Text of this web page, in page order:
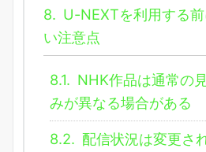
8. U-NEXTを利用する
い注意点
8.1. NHK作品は通常の
みが異なる場合がある
8.2. 配信状況は変更さ